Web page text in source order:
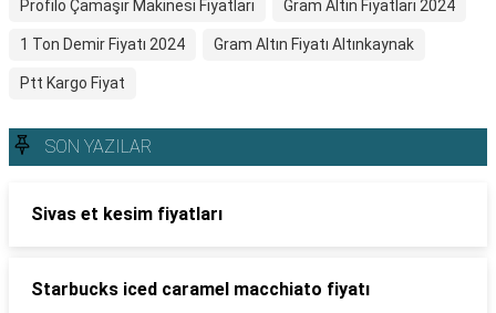
Profilo Çamaşır Makinesi Fiyatları Gram Altın Fiyatları 2024
1 Ton Demir Fiyatı 2024 Gram Altın Fiyatı Altınkaynak
Ptt Kargo Fiyat
SON YAZILAR
Sivas et kesim fiyatları
Starbucks iced caramel macchiato fiyatı